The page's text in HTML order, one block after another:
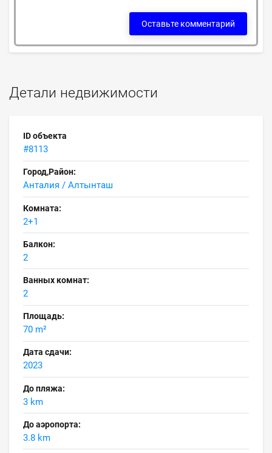
Детали недвижимости
ID объекта
#8113
Город,Район:
Анталия / Алтынташ
Комната:
2+1
Балкон:
2
Ванных комнат:
2
Площадь:
70 m²
Дата сдачи:
2023
До пляжа:
3 km
До аэропорта:
3.8 km
Оставьте комментарий